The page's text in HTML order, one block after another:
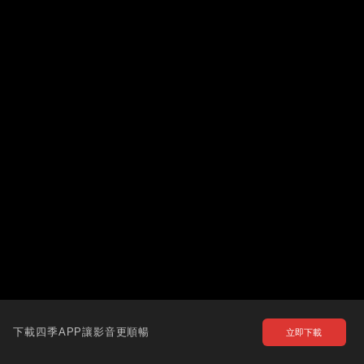
下載四季APP讓影音更順暢 立即下載